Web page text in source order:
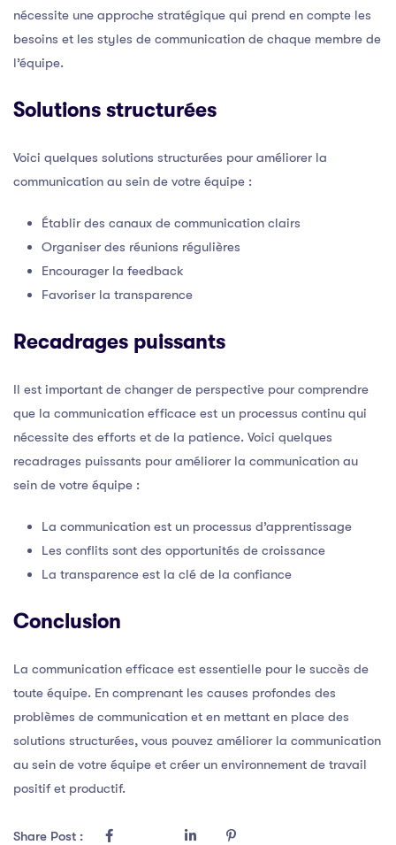
nécessite une approche stratégique qui prend en compte les
besoins et les styles de communication de chaque membre de
l’équipe.
Solutions structurées
Voici quelques solutions structurées pour améliorer la
communication au sein de votre équipe :
Établir des canaux de communication clairs
Organiser des réunions régulières
Encourager la feedback
Favoriser la transparence
Recadrages puissants
Il est important de changer de perspective pour comprendre
que la communication efficace est un processus continu qui
nécessite des efforts et de la patience. Voici quelques
recadrages puissants pour améliorer la communication au
sein de votre équipe :
La communication est un processus d’apprentissage
Les conflits sont des opportunités de croissance
La transparence est la clé de la confiance
Conclusion
La communication efficace est essentielle pour le succès de
toute équipe. En comprenant les causes profondes des
problèmes de communication et en mettant en place des
solutions structurées, vous pouvez améliorer la communication
au sein de votre équipe et créer un environnement de travail
positif et productif.
Share Post :